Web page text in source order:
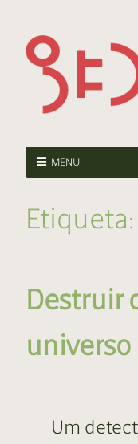
MENU
Etiqueta:
Destruir
universo
Um